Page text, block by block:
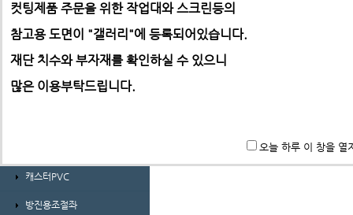
-> 택배요금은 택배사에서 픽업 후 결정합니다.
컷팅제품 주문을 위한 작업대와 스크린등의
참고용 도면이 "갤러리"에 등록되어있습니다.
재단 치수와 부자재를 확인하실 수 있으니
많은 이용부탁드립니다.
오늘 하루 이 창을 열
ABL프로파일 40시리즈
ABL프로파일 40시리즈부품
ㄱ자앵글 및 덕트
가공비(프로파일 및 판재)
캐스터PVC
방진용조절좌
50원